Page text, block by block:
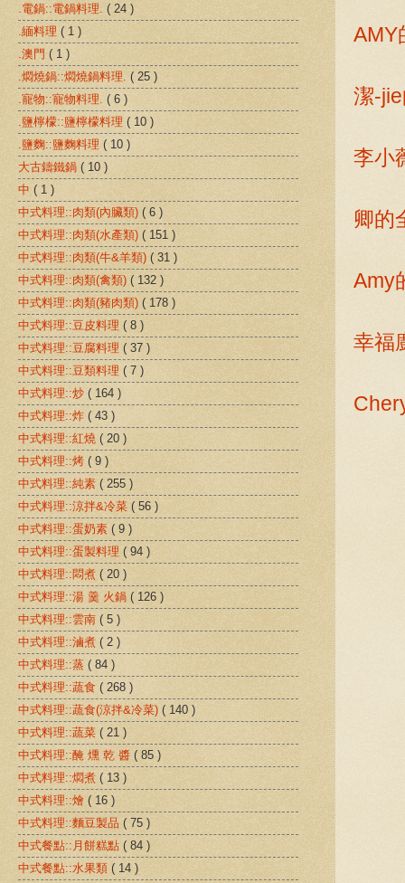
AMY
潔-
李小
卿的
Amy
幸福
.電鍋::電鍋料理. ( 24 )
.緬料理 ( 1 )
.澳門 ( 1 )
.燜燒鍋::燜燒鍋料理. ( 25 )
.寵物::寵物料理. ( 6 )
.鹽檸檬::鹽檸檬料理 ( 10 )
.鹽麴::鹽麴料理 ( 10 )
大古鑄鐵鍋 ( 10 )
中 ( 1 )
中式料理::肉類(內臟類) ( 6 )
中式料理::肉類(水產類) ( 151 )
中式料理::肉類(牛&羊類) ( 31 )
中式料理::肉類(禽類) ( 132 )
中式料理::肉類(豬肉類) ( 178 )
中式料理::豆皮料理 ( 8 )
中式料理::豆腐料理 ( 37 )
中式料理::豆類料理 ( 7 )
中式料理::炒 ( 164 )
中式料理::炸 ( 43 )
中式料理::紅燒 ( 20 )
中式料理::烤 ( 9 )
中式料理::純素 ( 255 )
中式料理::涼拌&冷菜 ( 56 )
中式料理::蛋奶素 ( 9 )
中式料理::蛋製料理 ( 94 )
中式料理::悶煮 ( 20 )
中式料理::湯 羹 火鍋 ( 126 )
中式料理::雲南 ( 5 )
中式料理::滷煮 ( 2 )
中式料理::蒸 ( 84 )
中式料理::蔬食 ( 268 )
中式料理::蔬食(涼拌&冷菜) ( 140 )
中式料理::蔬菜 ( 21 )
中式料理::醃 燻 乾 醬 ( 85 )
中式料理::燜煮 ( 13 )
中式料理::燴 ( 16 )
中式料理::麵豆製品 ( 75 )
中式餐點::月餅糕點 ( 84 )
中式餐點::水果類 ( 14 )